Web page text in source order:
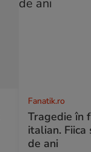
Fanatik.ro
Tragedie în
italian.
de ani